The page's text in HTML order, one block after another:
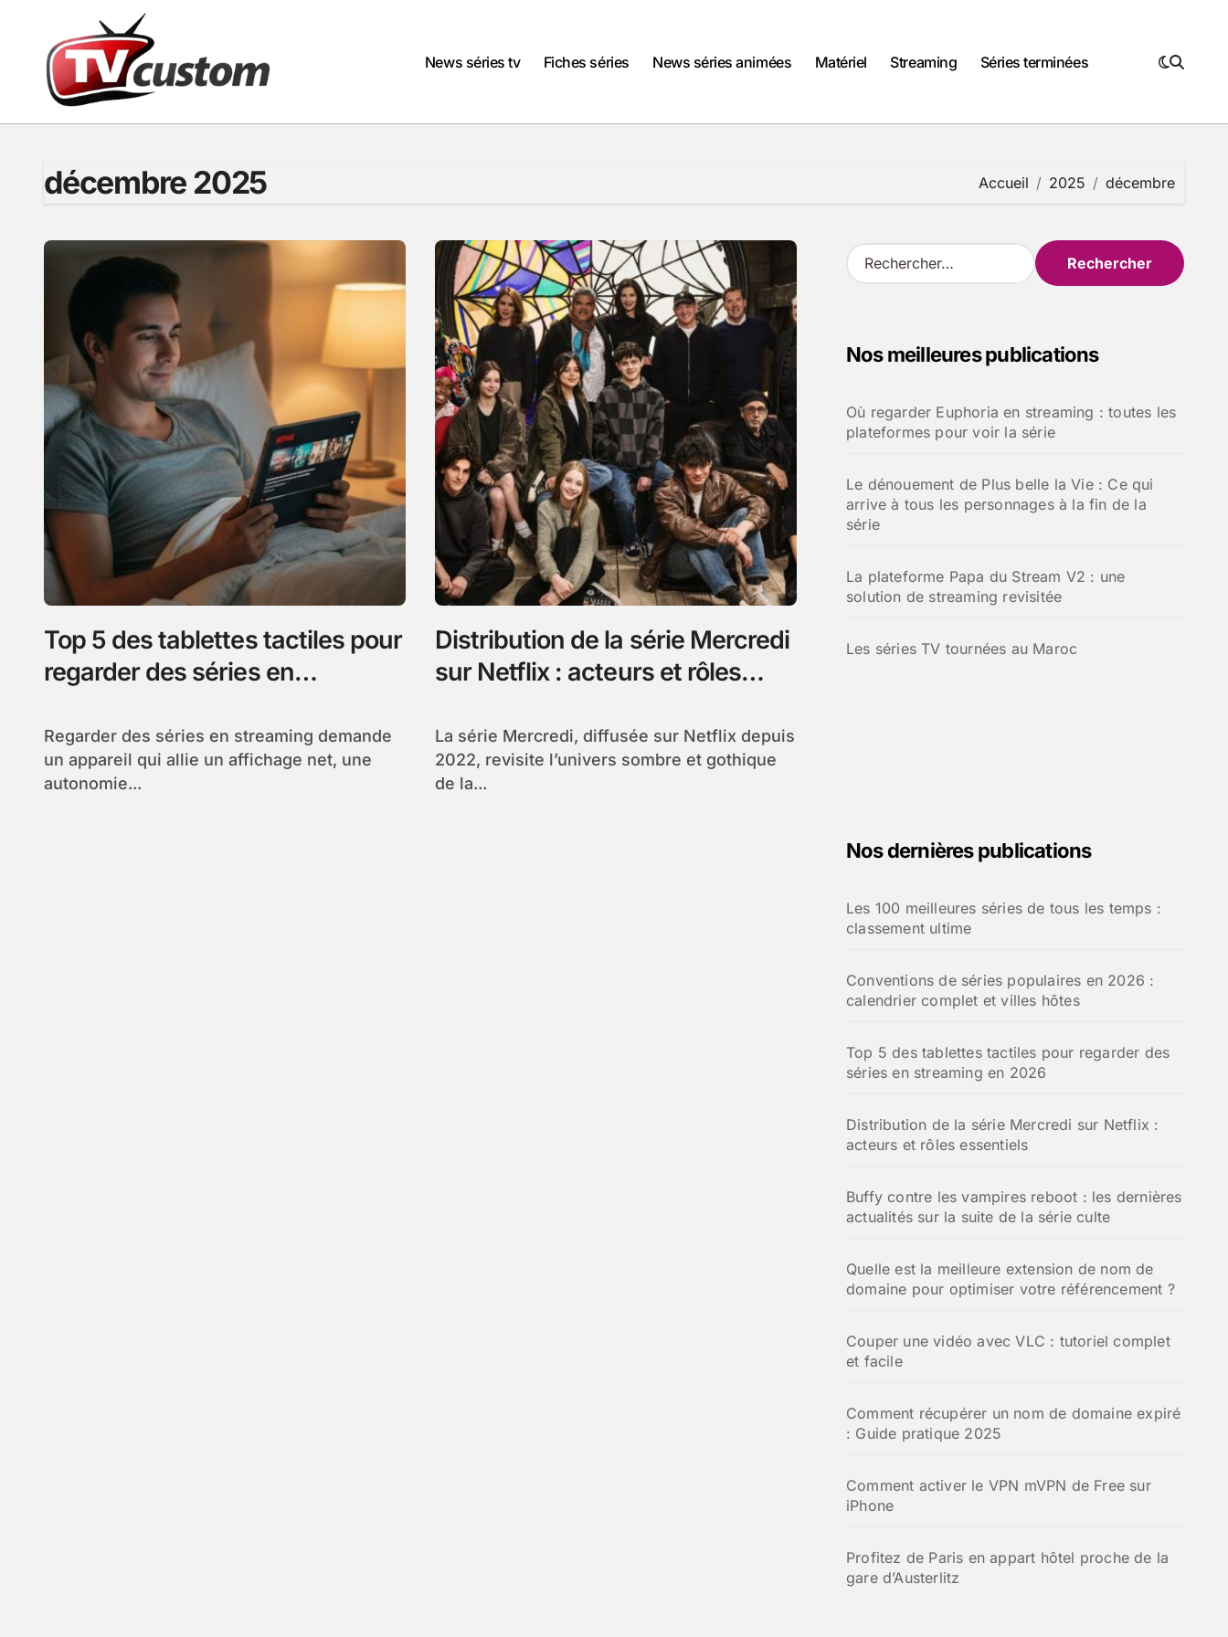
contenu
News séries tv Fiches séries News séries animées Matériel Streaming Séries terminées
décembre 2025 Accueil 2025 décembre
Top 5 des tablettes tactiles pour
regarder des séries en
Regarder des séries en streaming demande
un appareil qui allie un affichage net, une
autonomie...
Distribution de la série Mercredi
sur Netflix : acteurs et rôles
La série Mercredi, diffusée sur Netflix depuis
2022, revisite l’univers sombre et gothique
de la...
R
e
r
e
r
Nos meilleures publications
Où regarder Euphoria en streaming : toutes les
plateformes pour voir la série
Le dénouement de Plus belle la Vie : Ce qui
arrive à tous les personnages à la fin de la
série
La plateforme Papa du Stream V2 : une
solution de streaming revisitée
Les séries TV tournées au Maroc
Nos dernières publications
Les 100 meilleures séries de tous les temps :
classement ultime
Conventions de séries populaires en 2026 :
calendrier complet et villes hôtes
Top 5 des tablettes tactiles pour regarder des
séries en streaming en 2026
Distribution de la série Mercredi sur Netflix :
acteurs et rôles essentiels
Buffy contre les vampires reboot : les dernières
actualités sur la suite de la série culte
Quelle est la meilleure extension de nom de
domaine pour optimiser votre référencement ?
Couper une vidéo avec VLC : tutoriel complet
et facile
Comment récupérer un nom de domaine expiré
: Guide pratique 2025
Comment activer le VPN mVPN de Free sur
iPhone
Profitez de Paris en appart hôtel proche de la
gare d’Austerlitz